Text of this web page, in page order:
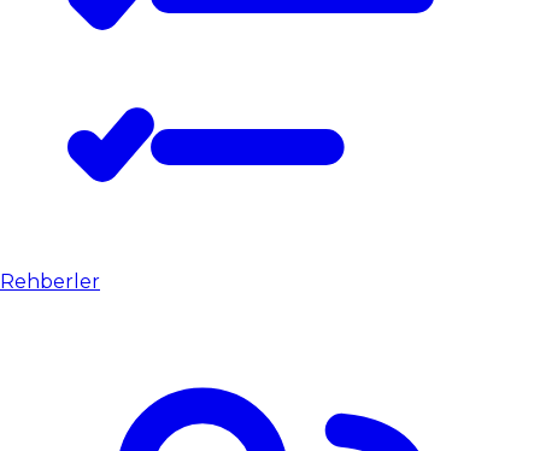
Rehberler